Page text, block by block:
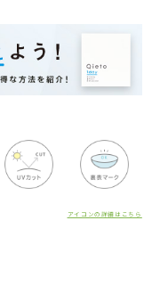
アイコンの詳細はこちら